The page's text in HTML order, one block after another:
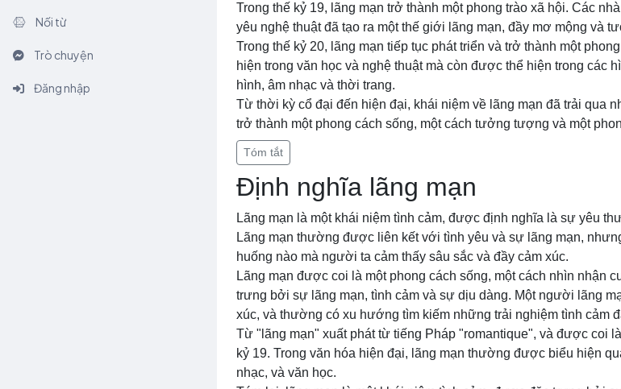
Nối từ
Trò chuyện
Đăng nhập
Trong thế kỷ 19, lãng mạn trở thành một phong trào xã hội. Các
yêu nghệ thuật đã tạo ra một thế giới lãng mạn, đầy mơ mộng và
Trong thế kỷ 20, lãng mạn tiếp tục phát triển và trở thành một
hiện trong văn học và nghệ thuật mà còn được thể hiện trong các
hình, âm nhạc và thời trang.
Từ thời kỳ cổ đại đến hiện đại, khái niệm về lãng mạn đã trải qua
trở thành một phong cách sống, một cách tưởng tượng và một
Tóm tắt
Định nghĩa lãng mạn
Lãng mạn là một khái niệm tình cảm, được định nghĩa là sự yêu
Lãng mạn thường được liên kết với tình yêu và sự lãng mạn,
huống nào mà người ta cảm thấy sâu sắc và đầy cảm xúc.
Lãng mạn được coi là một phong cách sống, một cách nhìn nhận
trưng bởi sự lãng mạn, tình cảm và sự dịu dàng. Một người lãng
xúc, và thường có xu hướng tìm kiếm những trải nghiệm tình cảm
Từ "lãng mạn" xuất phát từ tiếng Pháp "romantique", và được coi
kỷ 19. Trong văn hóa hiện đại, lãng mạn thường được biểu hiện
nhạc, và văn học.